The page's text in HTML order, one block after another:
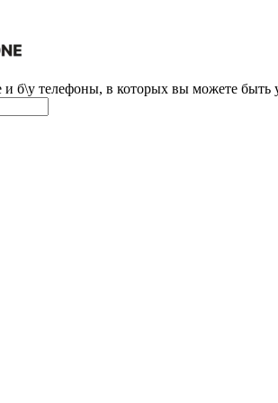
б\у телефоны, в которых вы можете быть